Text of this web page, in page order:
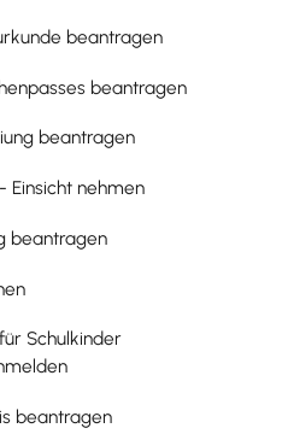
beantragen
beantragen
beantragen
Einsicht nehmen
beantragen
Schulkinder
beantragen